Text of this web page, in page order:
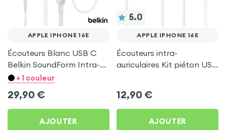
APPLE IPHONE 16E
Écouteurs Blanc USB C
Belkin SoundForm Intra-
auriculaires avec Micro
+ 1 couleur
29,90 €
AJOUTER
5.0
APPLE IPHONE 16E
Écouteurs intra-
auriculaires Kit piéton USB
12,90 €
AJOUTER